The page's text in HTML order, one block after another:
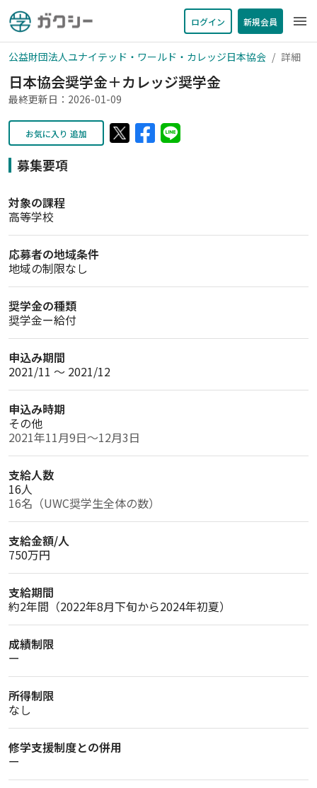
ログイン 新規会員 menu
公益財団法人ユナイテッド・ワールド・カレッジ日本協会 詳細
日本協会奨学金＋カレッジ奨学金
最終更新日：2026-01-09
お気に入り 追加
募集要項
対象の課程
高等学校
応募者の地域条件
地域の制限なし
奨学金の種類
奨学金ー給付
申込み期間
2021/11 〜 2021/12
申込み時期
その他
2021年11月9日～12月3日
支給人数
16人
16名（UWC奨学生全体の数）
支給金額/人
750万円
支給期間
約2年間（2022年8月下旬から2024年初夏）
成績制限
ー
所得制限
なし
修学支援制度との併用
ー